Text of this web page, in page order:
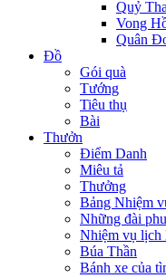
Quỷ
Vong
Quân
Đồ
Gói quà
Tướng
Tiêu thụ
Bài
Thưởn
Điểm Danh
Miêu tả
Thưởng
Bảng Nhiệm
Những đài
Nhiệm vụ lịch
Búa Thần
Bánh xe của